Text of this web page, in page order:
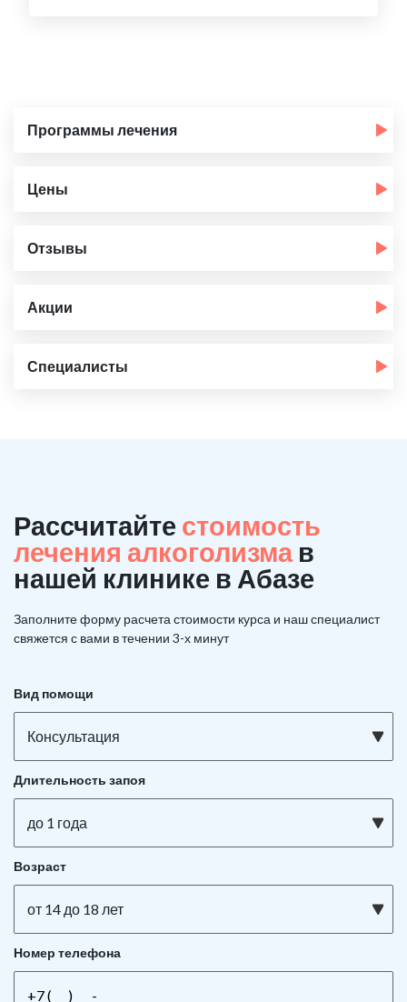
Программы лечения
Цены
Отзывы
Акции
Специалисты
Рассчитайте стоимость
лечения алкоголизма в
нашей клинике в Абазе
Заполните форму расчета стоимости курса и наш специалист
свяжется с вами в течении 3-х минут
Вид помощи
Консультация
Длительность запоя
до 1 года
Возраст
от 14 до 18 лет
Номер телефона